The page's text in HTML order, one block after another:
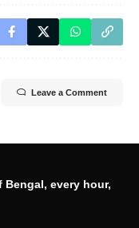
Leave a Comment
Bengal, every hour,